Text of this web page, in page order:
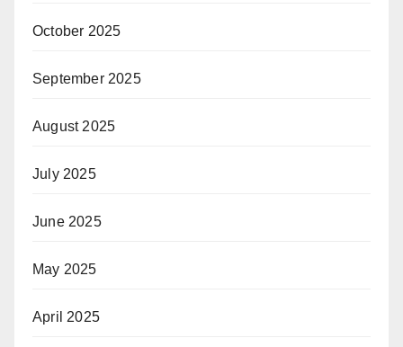
October 2025
September 2025
August 2025
July 2025
June 2025
May 2025
April 2025